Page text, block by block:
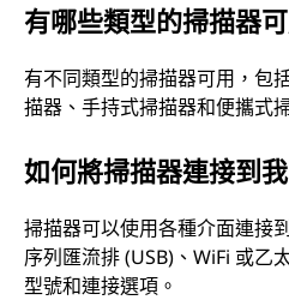
有哪些類型的掃描器
有不同類型的掃描器可用，包
描器、手持式掃描器和便攜式
如何將掃描器連接到
掃描器可以使用各種介面連接
序列匯流排 (USB)、WiFi 或乙
型號和連接選項。